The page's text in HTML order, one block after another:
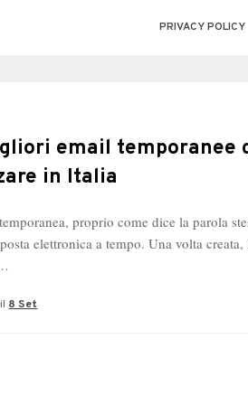
PRIVACY POLICY
email temporanee
in Italia
proprio come dice la parola
elettronica a tempo. Una volta
8 Set